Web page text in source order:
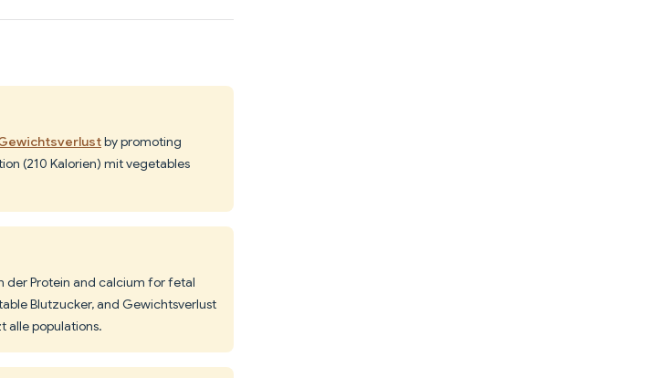
by promoting
(210 Kalorien) mit vegetables
der Protein and calcium for fetal
Blutzucker, and Gewichtsverlust
alle populations.